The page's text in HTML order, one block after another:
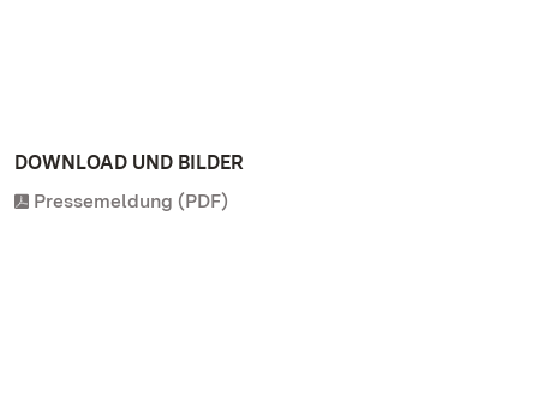
DOWNLOAD UND BILDER
Pressemeldung (PDF)